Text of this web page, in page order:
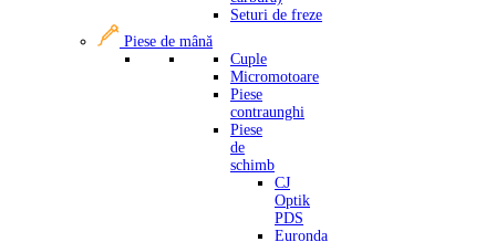
Seturi de freze
Piese de mână
Cuple
Micromotoare
Piese
contraunghi
Piese
de
schimb
CJ
Optik
PDS
Euronda